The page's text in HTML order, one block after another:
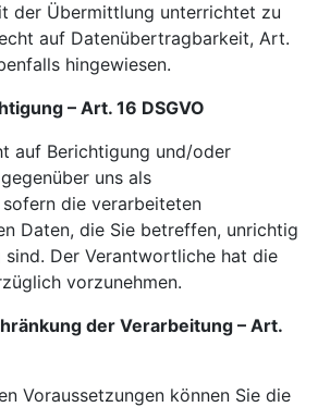
der Übermittlung unterrichtet zu
auf Datenübertragbarkeit, Art.
hingewiesen.
– Art. 16 DSGVO
auf Berichtigung und/oder
uns als
die verarbeiteten
Daten, die Sie betreffen, unrichtig
Der Verantwortliche hat die
vorzunehmen.
der Verarbeitung – Art.
Voraussetzungen können Sie die